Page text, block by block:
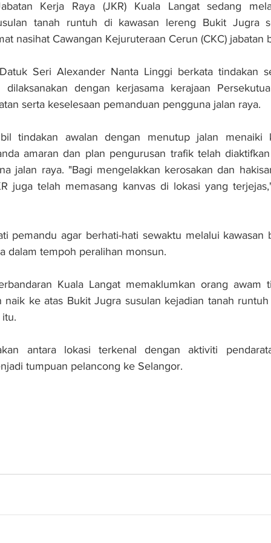
Kerja Raya (JKR) Kuala Langat sedang
tanah runtuh di kawasan lereng Bukit Jugra
nasihat Cawangan Kejuruteraan Cerun (CKC) jabatan
Seri Alexander Nanta Linggi berkata tindakan
dengan kerjasama kerajaan
serta keselesaan pemanduan pengguna jalan raya.
tindakan awalan dengan menutup jalan menaiki
amaran dan plan pengurusan trafik telah
jalan raya. "Bagi mengelakkan kerosakan dan
juga telah memasang kanvas di lokasi yang
pemandu agar berhati-hati sewaktu melalui kawasan
dalam tempoh peralihan monsun.
Kuala Langat memaklumkan orang awam
naik ke atas Bukit Jugra susulan kejadian tanah
antara lokasi terkenal dengan aktiviti
tumpuan pelancong ke Selangor.